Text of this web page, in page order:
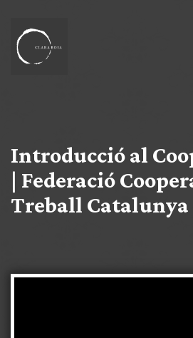
Introducció al
| Federació
Treball Catalunya